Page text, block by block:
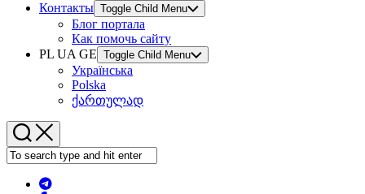
Контакты Toggle Child Menu
Блог портала
Как помочь сайту
PL UA GE Toggle Child Menu
Українська
Polska
ქართულად